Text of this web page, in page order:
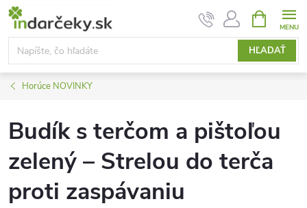
Prejsť
obsah
HĽADAŤ
KOŠÍK
Horúce NOVINKY
Budík s terčom a pištoľou
zelený – Strelou do terča
proti zaspávaniu